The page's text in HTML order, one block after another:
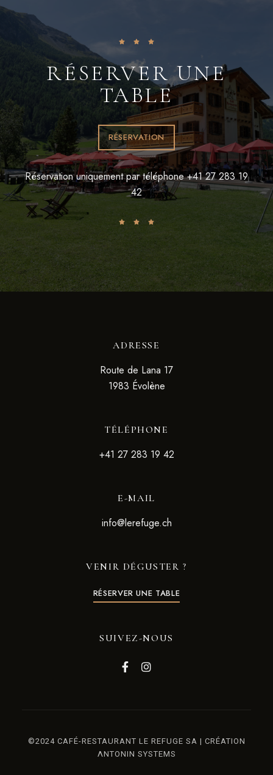
RÉSERVER UNE
TABLE
RÉSERVATION
Réservation uniquement par téléphone +41 27 283 19
42
ADRESSE
Route de Lana 17
1983 Évolène
TÉLÉPHONE
+41 27 283 19 42
E-MAIL
info@lerefuge.ch
VENIR DÉGUSTER ?
RÉSERVER UNE TABLE
SUIVEZ-NOUS
©2024 CAFÉ-RESTAURANT LE REFUGE SA | CRÉATION
ΛNTONIN SYSTEMS